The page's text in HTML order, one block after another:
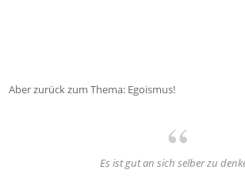
Aber zurück zum Thema: Egoismus!
Es ist gut an sich selber zu